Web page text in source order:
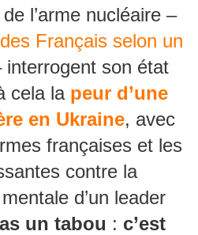
de l’arme nucléaire –
Français selon un
interrogent son état
cela la peur d’une
en Ukraine, avec
françaises et les
contre la
d’un leader
un tabou : c’est